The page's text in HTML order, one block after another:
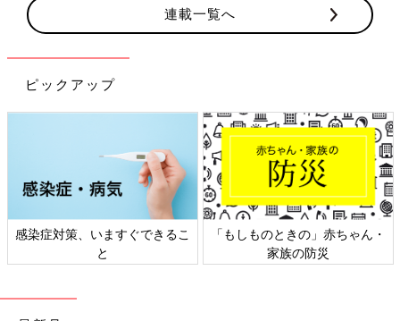
連載一覧へ
ピックアップ
感染症対策、いますぐできるこ
と
「もしものときの」赤ちゃん・
家族の防災